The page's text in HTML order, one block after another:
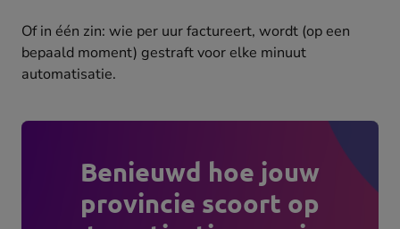
Of in één zin: wie per uur factureert, wordt (op een
bepaald moment) gestraft voor elke minuut
automatisatie.
Benieuwd hoe jouw
provincie scoort op